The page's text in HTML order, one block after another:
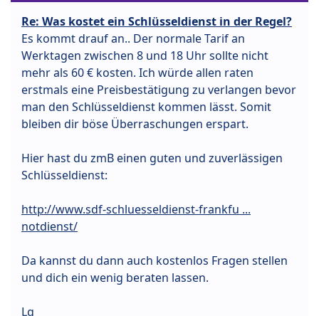
Re: Was kostet ein Schlüsseldienst in der Regel?
Es kommt drauf an.. Der normale Tarif an
Werktagen zwischen 8 und 18 Uhr sollte nicht
mehr als 60 € kosten. Ich würde allen raten
erstmals eine Preisbestätigung zu verlangen bevor
man den Schlüsseldienst kommen lässt. Somit
bleiben dir böse Überraschungen erspart.
Hier hast du zmB einen guten und zuverlässigen
Schlüsseldienst:
http://www.sdf-schluesseldienst-frankfu ...
notdienst/
Da kannst du dann auch kostenlos Fragen stellen
und dich ein wenig beraten lassen.
Lg